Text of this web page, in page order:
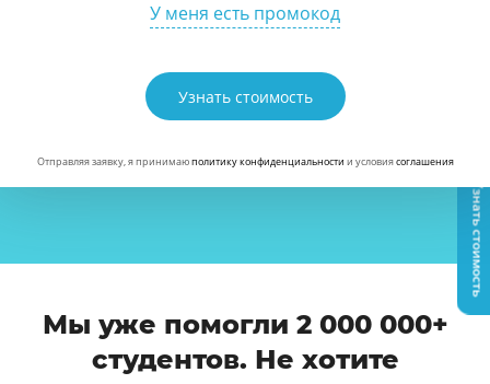
У меня есть промокод
Узнать стоимость
Отправляя заявку, я принимаюполитику конфиденциальности и условиясоглашения
Мы уже помогли 2 000 000+
студентов. Не хотите
Узнать стоимость